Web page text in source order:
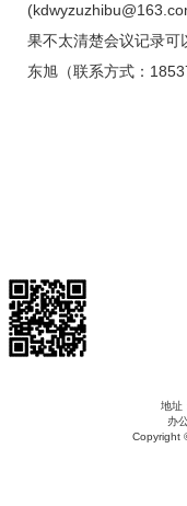
(
果不太清楚会议记录可
东旭（联系方式：
地址
办
Copyright